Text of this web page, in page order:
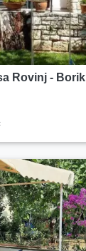
Rovinj - Borik